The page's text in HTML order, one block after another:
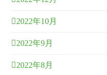
2022年10月
2022年9月
2022年8月